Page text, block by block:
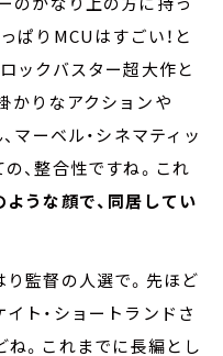
ぱりMCUはすごい！と
ックバスター超大作と
りなアクションや
マーベル・シネマティッ
、整合性ですね。これ
うな顔で、同居してい
監督の人選で。先ほど
ト・ショートランドさ
ね。これまでに長編とし